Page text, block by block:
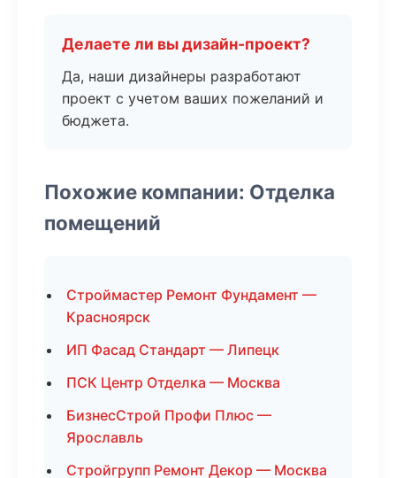
Делаете ли вы дизайн-проект?
Да, наши дизайнеры разработают
проект с учетом ваших пожеланий и
бюджета.
Похожие компании: Отделка
помещений
Строймастер Ремонт Фундамент —
Красноярск
ИП Фасад Стандарт — Липецк
ПСК Центр Отделка — Москва
БизнесСтрой Профи Плюс —
Ярославль
Стройгрупп Ремонт Декор — Москва